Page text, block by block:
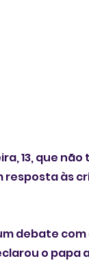
13, que não
resposta às
debate com
o papa